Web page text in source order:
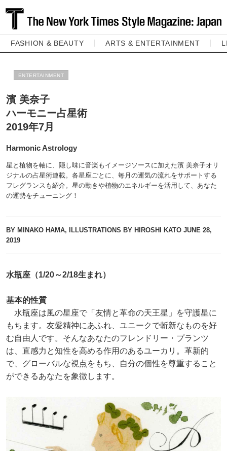
FASHION & BEAUTY ARTS & ENTERTAINMENT
ENTERTAINMENT
濱 美奈子
ハーモニー占星術
2019年7月
Harmonic Astrology
星と植物を軸に、隠し味に音楽もイメージソースに加えた濱 美奈子オリ
ジナルの占星術連載。各星座ごとに、毎月の運気の流れをサポートする
フレグランスも紹介。星の動きや植物のエネルギーを活用して、あなた
の運勢をチューニング！
BY MINAKO HAMA, ILLUSTRATIONS BY HIROSHI KATO JUNE 28,
2019
水瓶座（1/20～2/18生まれ）
基本的性質
水瓶座は風の星座で「友情と革命の天王星」を守護星に
もちます。友愛精神にあふれ、ユニークで斬新なものを好
む自由人です。そんなあなたのフレンドリー・プランツ
は、直感力と知性を高める作用のあるユーカリ。革新的
で、グローバルな視点をもち、自分の個性を尊重すること
ができるあなたを象徴します。